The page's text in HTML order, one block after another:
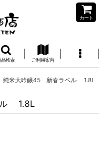
カート
品検索 ご利用案内
米大吟醸45 新春ラベル 1.8L
ル 1.8L